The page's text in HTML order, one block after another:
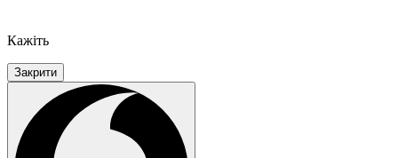
Кажіть
Закрити